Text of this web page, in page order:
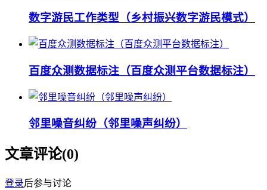
数字游民工作类型（乡村振兴数字游民模式）
百度众测数据标注（百度众测平台数据标注）
邻里噪音纠纷（邻里噪声纠纷）
文章评论(0)
登录后参与讨论